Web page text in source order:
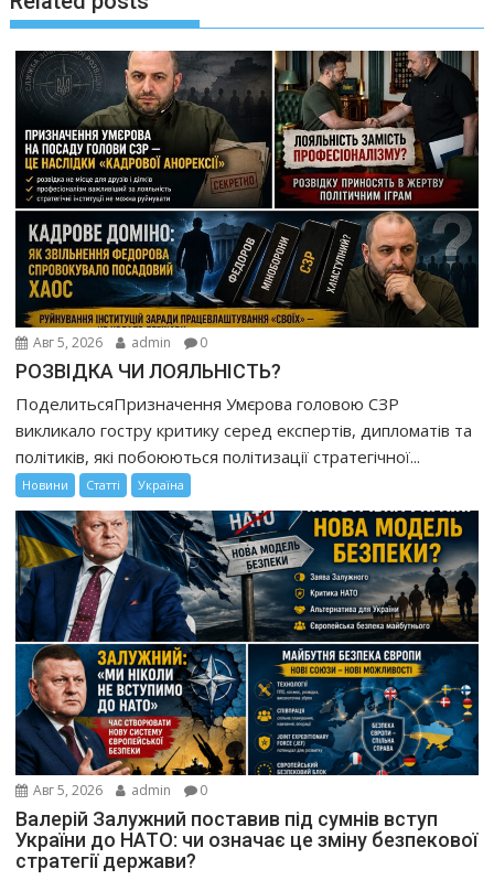
Авг 5, 2026 admin 0
РОЗВІДКА ЧИ ЛОЯЛЬНІСТЬ?
ПоделитьсяПризначення Умєрова головою СЗР
викликало гостру критику серед експертів, дипломатів та
політиків, які побоюються політизації стратегічної...
Новини Статті Україна
Авг 5, 2026 admin 0
Валерій Залужний поставив під сумнів вступ
України до НАТО: чи означає це зміну безпекової
стратегії держави?